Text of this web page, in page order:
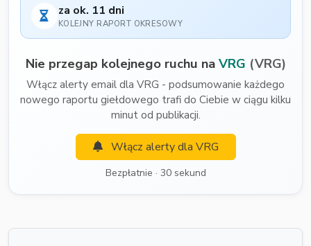
za ok. 11 dni
KOLEJNY RAPORT OKRESOWY
Nie przegap kolejnego ruchu na VRG (VRG)
Włącz alerty email dla VRG - podsumowanie każdego
nowego raportu giełdowego trafi do Ciebie w ciągu kilku
minut od publikacji.
Włącz alerty dla VRG
Bezpłatnie · 30 sekund